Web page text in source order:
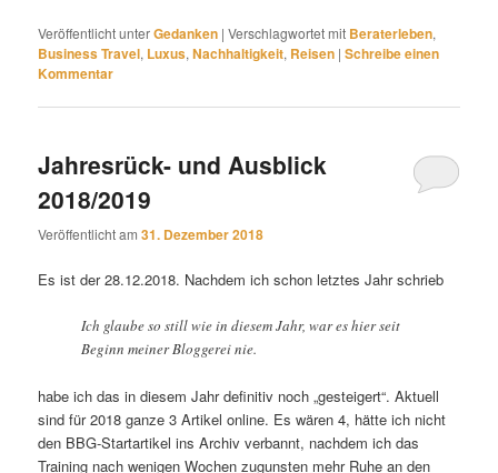
Veröffentlicht unterGedanken |Verschlagwortet mit Beraterleben,
Business Travel, Luxus,Nachhaltigkeit, Reisen |Schreibe einen
Kommentar
Jahresrück- und Ausblick
2018/2019
Veröffentlicht am31. Dezember 2018
Es ist der 28.12.2018. Nachdem ich schon letztes Jahr schrieb
Ich glaube so still wie in diesem Jahr, war es hier seit
Beginn meiner Bloggerei nie.
habe ich das in diesem Jahr definitiv noch „gesteigert“. Aktuell
sind für 2018 ganze 3 Artikel online. Es wären 4, hätte ich nicht
den BBG-Startartikel ins Archiv verbannt, nachdem ich das
Training nach wenigen Wochen zugunsten mehr Ruhe an den